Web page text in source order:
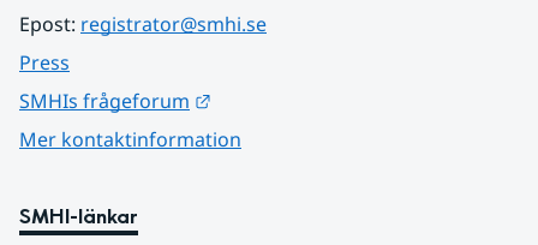
Epost: registrator@smhi.se
Press
SMHIs frågeforum
Mer kontaktinformation
SMHI-länkar